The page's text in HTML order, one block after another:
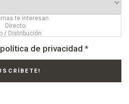
política de privacidad *